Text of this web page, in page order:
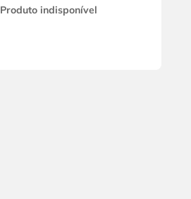
Produto indisponível